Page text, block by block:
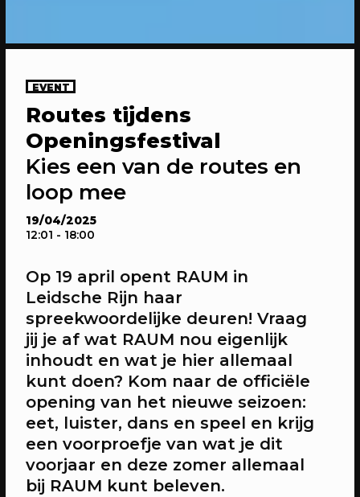
20/04/2023
Gesprekken: Onze stad, ons canvas
Over de verdiepende gesprekken op
Onze stad, ons canvas
20/04/2023 CONFERENTIE
Workshops: Onze stad, ons canvas
Over de workshops tijdens Onze stad,
ons canvas
EVENT
19/04/2025
12:01 - 18:00
Routes tijdens
Openingsfestival
Kies een van de routes en
loop mee
Op 19 april opent RAUM in
Leidsche Rijn haar
spreekwoordelijke deuren! Vraag
jij je af wat RAUM nou eigenlijk
inhoudt en wat je hier allemaal
kunt doen? Kom naar de officiële
opening van het nieuwe seizoen:
eet, luister, dans en speel en krijg
een voorproefje van wat je dit
voorjaar en deze zomer allemaal
bij RAUM kunt beleven.